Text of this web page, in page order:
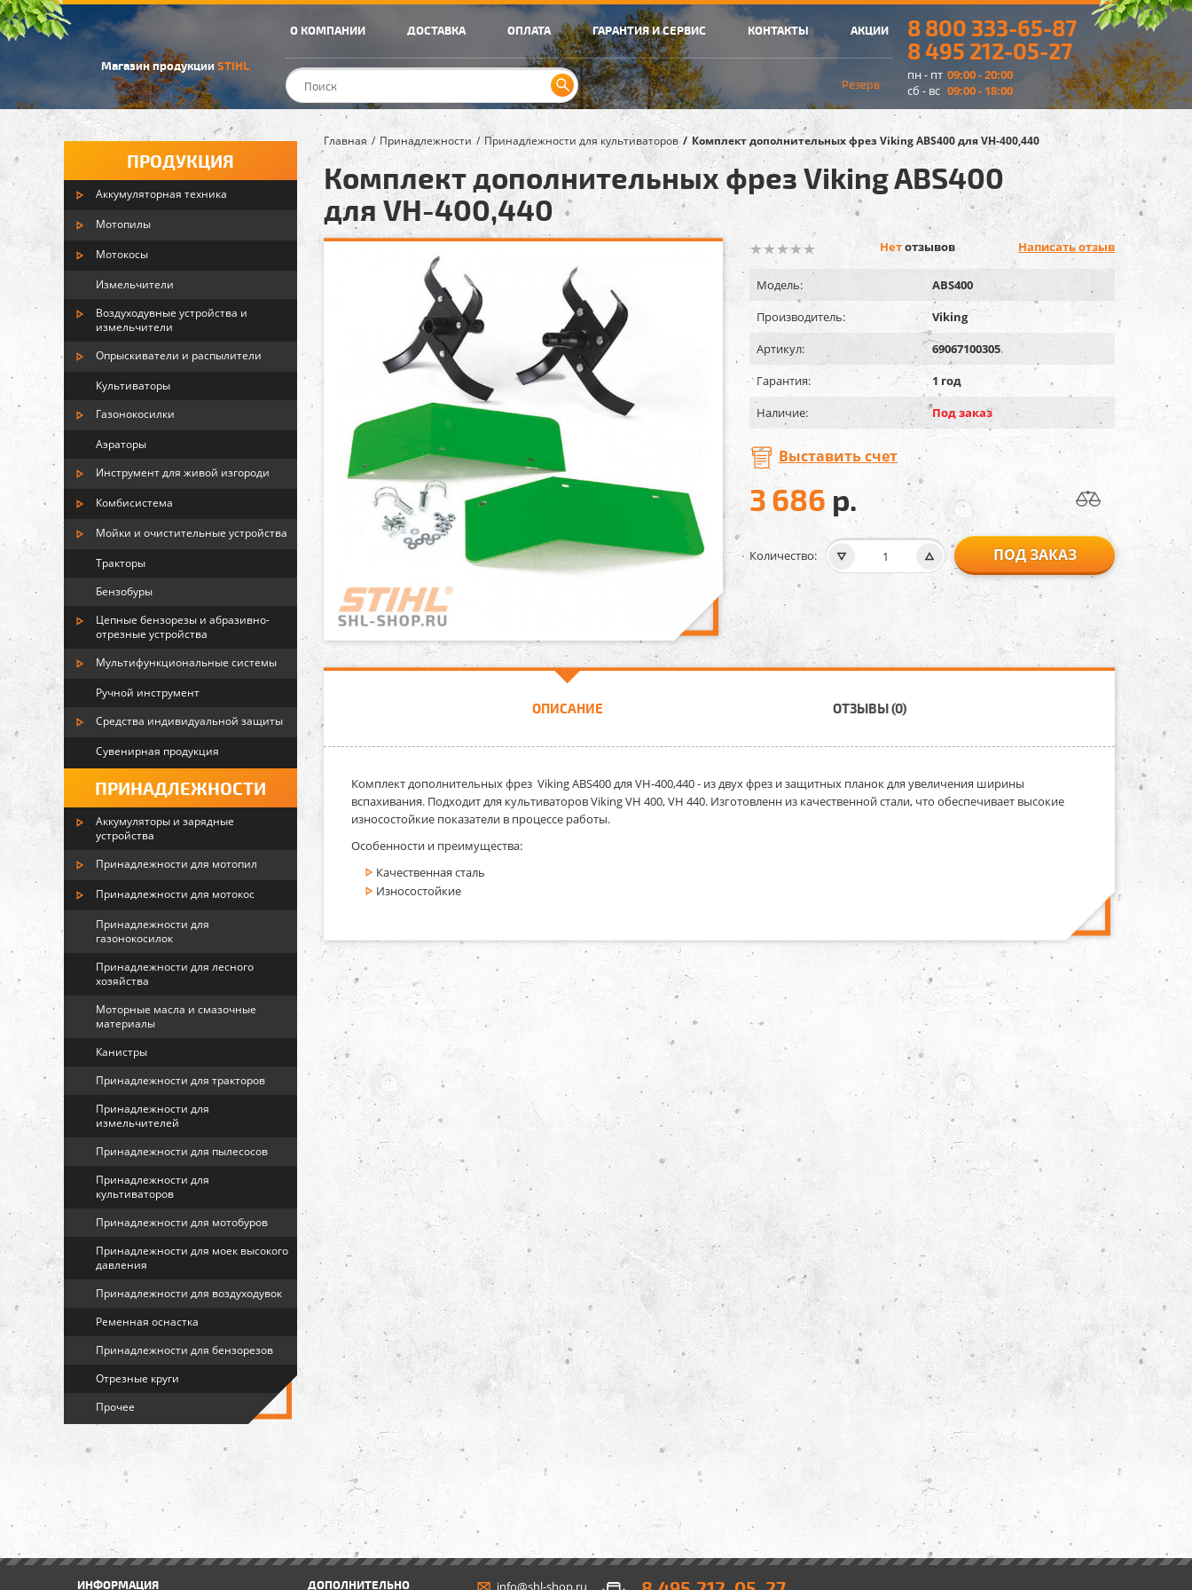
Магазин продукции STIHL
О КОМПАНИИ ДОСТАВКА ОПЛАТА ГАРАНТИЯ И СЕРВИС КОНТАКТЫ АКЦИИ
Резерв
8 800 333-65-87
8 495 212-05-27
пн - пт 09:00 - 20:00
сб - вс 09:00 - 18:00
ПРОДУКЦИЯ
Аккумуляторная техника
Мотопилы
Мотокосы
Измельчители
Воздуходувные устройства и
измельчители
Опрыскиватели и распылители
Культиваторы
Газонокосилки
Аэраторы
Инструмент для живой изгороди
Комбисистема
Мойки и очистительные устройства
Тракторы
Бензобуры
Цепные бензорезы и абразивно-
отрезные устройства
Мультифункциональные системы
Ручной инструмент
Средства индивидуальной защиты
Сувенирная продукция
ПРИНАДЛЕЖНОСТИ
Аккумуляторы и зарядные
устройства
Принадлежности для мотопил
Принадлежности для мотокос
Принадлежности для
газонокосилок
Принадлежности для лесного
хозяйства
Моторные масла и смазочные
материалы
Канистры
Принадлежности для тракторов
Принадлежности для
измельчителей
Принадлежности для пылесосов
Принадлежности для
культиваторов
Принадлежности для мотобуров
Принадлежности для моек высокого
давления
Принадлежности для воздуходувок
Ременная оснастка
Принадлежности для бензорезов
Отрезные круги
Прочее
Главная Принадлежности Принадлежности для культиваторов Комплект дополнительных фрез Viking ABS400 для VH-400,440
Комплект дополнительных фрез Viking ABS400
для VH-400,440
Нетотзывов Написать отзыв
Модель:
ABS400
Производитель:
Viking
Артикул:
69067100305
Гарантия:
1 год
Наличие:
Под заказ
Выставить счет
3 686 р.
Количество: ПОД ЗАКАЗ
ОПИСАНИЕ ОТЗЫВЫ (0)
Комплект дополнительных фрез Viking ABS400 для VH-400,440- из двух фрез и защитных планок для увеличения ширины
вспахивания. Подходит для культиваторов Viking VH 400, VH 440. Изготовленн из качественной стали, что обеспечивает высокие
износостойкие показатели в процессе работы.
Особенности и преимущества:
Качественная сталь
Износостойкие
ИНФОРМАЦИЯ ДОПОЛНИТЕЛЬНО info@shl-shop.ru